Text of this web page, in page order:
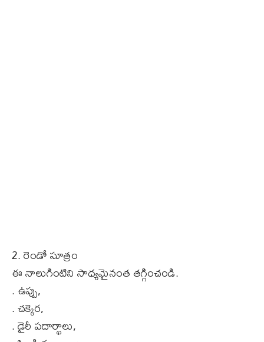
2. రెండో సూత్రం
ఈ నాలుగింటిని సాధ్యమైనంత తగ్గించండి.
. ఉప్పు,
. చక్కెర,
. డైరీ పదార్థాలు,